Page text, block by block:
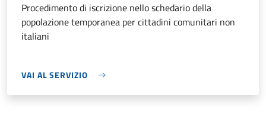
Procedimento di iscrizione nello schedario della
popolazione temporanea per cittadini comunitari non
italiani
VAI AL SERVIZIO